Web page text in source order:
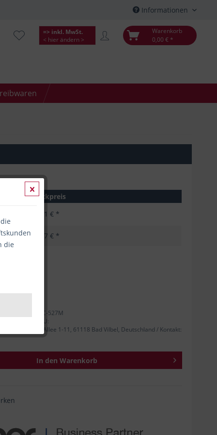
Informationen
=> inkl. MwSt.
< hier ändern >
Warenkorb
0,00 € *
Stückpreis
22,51 € *
21,37 € *
LC-527M
für die EU:
Adenauer-Allee 1-11, 61118 Bad Vilbel, Deutschland / Kontakt:
In den Warenkorb
die